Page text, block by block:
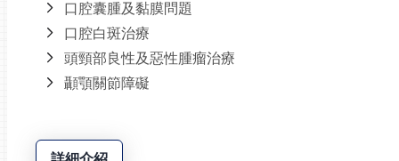
口腔囊腫及黏膜問題
口腔白斑治療
頭頸部良性及惡性腫瘤治療
顳顎關節障礙